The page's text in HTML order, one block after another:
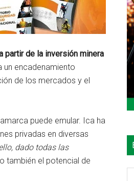
partir de la inversión minera
un encadenamiento
de los mercados y el
puede emular. Ica ha
privadas en diversas
dado todas las
también el potencial de